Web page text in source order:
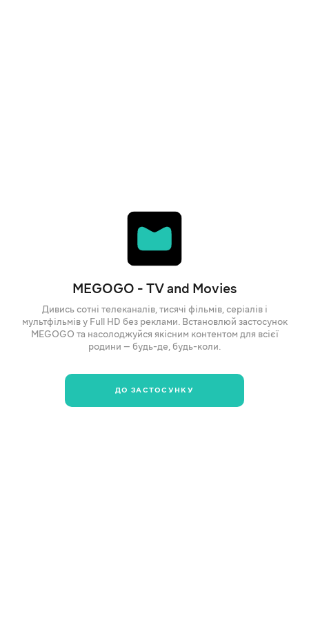
MEGOGO - TV and Movies
Дивись сотні телеканалів, тисячі фільмів, серіалів і
мультфільмів у Full HD без реклами. Встановлюй застосунок
MEGOGO та насолоджуйся якісним контентом для всієї
родини — будь-де, будь-коли.
ДО ЗАСТОСУНКУ